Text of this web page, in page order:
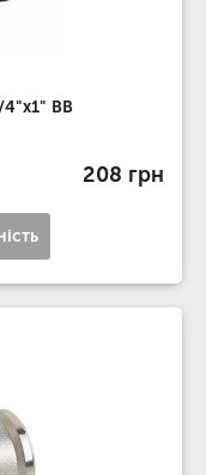
4"х1" ВВ
208 грн